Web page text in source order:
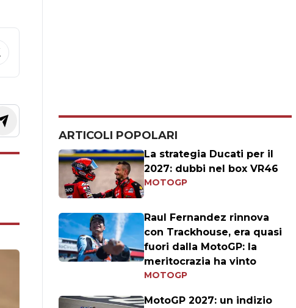
ARTICOLI POPOLARI
La strategia Ducati per il
2027: dubbi nel box VR46
MOTOGP
Raul Fernandez rinnova
con Trackhouse, era quasi
fuori dalla MotoGP: la
meritocrazia ha vinto
MOTOGP
MotoGP 2027: un indizio